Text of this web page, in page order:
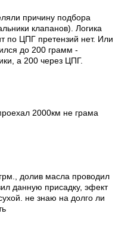
причину подбора
клапанов). Логика
по ЦПГ претензий нет. Или
до 200 грамм -
а 200 через ЦПГ.
2000км не грама
долив масла проводил
данную присадку, эфект
не знаю на долго ли